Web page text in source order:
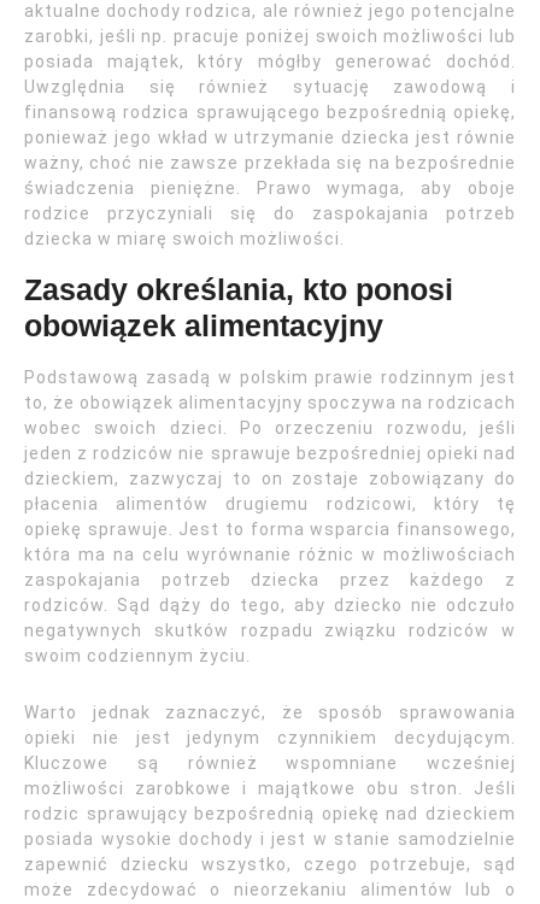
aktualne dochody rodzica, ale również jego potencjalne
zarobki, jeśli np. pracuje poniżej swoich możliwości lub
posiada majątek, który mógłby generować dochód.
Uwzględnia się również sytuację zawodową i
finansową rodzica sprawującego bezpośrednią opiekę,
ponieważ jego wkład w utrzymanie dziecka jest równie
ważny, choć nie zawsze przekłada się na bezpośrednie
świadczenia pieniężne. Prawo wymaga, aby oboje
rodzice przyczyniali się do zaspokajania potrzeb
dziecka w miarę swoich możliwości.
Zasady określania, kto ponosi
obowiązek alimentacyjny
Podstawową zasadą w polskim prawie rodzinnym jest
to, że obowiązek alimentacyjny spoczywa na rodzicach
wobec swoich dzieci. Po orzeczeniu rozwodu, jeśli
jeden z rodziców nie sprawuje bezpośredniej opieki nad
dzieckiem, zazwyczaj to on zostaje zobowiązany do
płacenia alimentów drugiemu rodzicowi, który tę
opiekę sprawuje. Jest to forma wsparcia finansowego,
która ma na celu wyrównanie różnic w możliwościach
zaspokajania potrzeb dziecka przez każdego z
rodziców. Sąd dąży do tego, aby dziecko nie odczuło
negatywnych skutków rozpadu związku rodziców w
swoim codziennym życiu.
Warto jednak zaznaczyć, że sposób sprawowania
opieki nie jest jedynym czynnikiem decydującym.
Kluczowe są również wspomniane wcześniej
możliwości zarobkowe i majątkowe obu stron. Jeśli
rodzic sprawujący bezpośrednią opiekę nad dzieckiem
posiada wysokie dochody i jest w stanie samodzielnie
zapewnić dziecku wszystko, czego potrzebuje, sąd
może zdecydować o nieorzekaniu alimentów lub o